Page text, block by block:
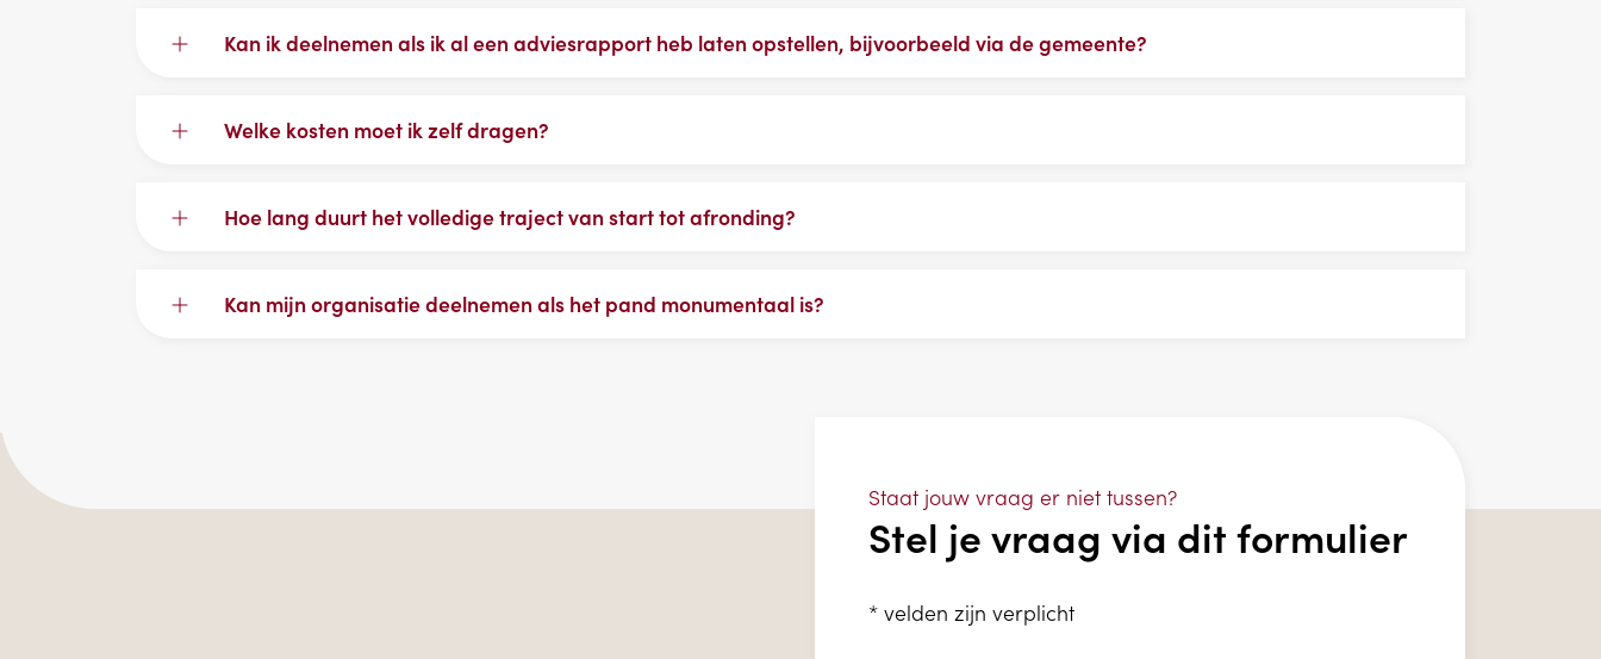
Kan ik deelnemen als ik al een adviesrapport heb laten opstellen, bijvoorbeeld via de gemeente?
Welke kosten moet ik zelf dragen?
Hoe lang duurt het volledige traject van start tot afronding?
Kan mijn organisatie deelnemen als het pand monumentaal is?
Staat jouw vraag er niet tussen?
Stel je vraag via dit formulier
* velden zijn verplicht